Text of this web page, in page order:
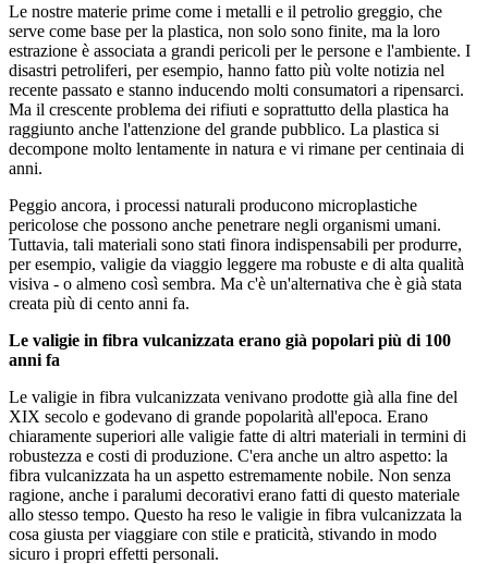
Le nostre materie prime come i metalli e il petrolio greggio, che
serve come base per la plastica, non solo sono finite, ma la loro
estrazione è associata a grandi pericoli per le persone e l'ambiente. I
disastri petroliferi, per esempio, hanno fatto più volte notizia nel
recente passato e stanno inducendo molti consumatori a ripensarci.
Ma il crescente problema dei rifiuti e soprattutto della plastica ha
raggiunto anche l'attenzione del grande pubblico. La plastica si
decompone molto lentamente in natura e vi rimane per centinaia di
anni.
Peggio ancora, i processi naturali producono microplastiche
pericolose che possono anche penetrare negli organismi umani.
Tuttavia, tali materiali sono stati finora indispensabili per produrre,
per esempio, valigie da viaggio leggere ma robuste e di alta qualità
visiva - o almeno così sembra. Ma c'è un'alternativa che è già stata
creata più di cento anni fa.
Le valigie in fibra vulcanizzata erano già popolari più di 100
anni fa
Le valigie in fibra vulcanizzata venivano prodotte già alla fine del
XIX secolo e godevano di grande popolarità all'epoca. Erano
chiaramente superiori alle valigie fatte di altri materiali in termini di
robustezza e costi di produzione. C'era anche un altro aspetto: la
fibra vulcanizzata ha un aspetto estremamente nobile. Non senza
ragione, anche i paralumi decorativi erano fatti di questo materiale
allo stesso tempo. Questo ha reso le valigie in fibra vulcanizzata la
cosa giusta per viaggiare con stile e praticità, stivando in modo
sicuro i propri effetti personali.